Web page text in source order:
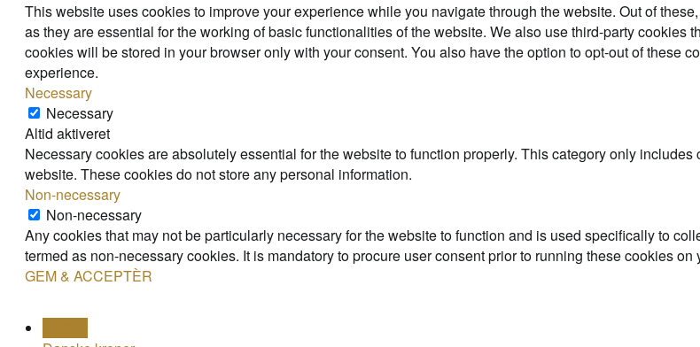
This website uses cookies to improve your experience while you navigate through the website. Out of
as they are essential for the working of basic functionalities of the website. We also use third-party
cookies will be stored in your browser only with your consent. You also have the option to opt-out of these
experience.
Necessary
Necessary
Altid aktiveret
Necessary cookies are absolutely essential for the website to function properly. This category only
website. These cookies do not store any personal information.
Non-necessary
Non-necessary
Any cookies that may not be particularly necessary for the website to function and is used specifically to
termed as non-necessary cookies. It is mandatory to procure user consent prior to running these cookies on
GEM & ACCEPTÈR